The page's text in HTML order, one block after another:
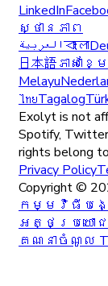
LinkedIn
ស្ថានភាព
العربيةবাংলা
日本語ភាសាខ្ម
Melayu
ไทยTagalog
Exolyt is not
Spotify,
rights belong
Privacy Policy
Copyright ©
កម្មវិធីបង្ក
អត្ថប្រយោជ
គណនាចំណូល